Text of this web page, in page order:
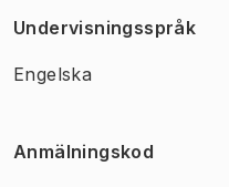
Undervisningsspråk
Engelska
Anmälningskod